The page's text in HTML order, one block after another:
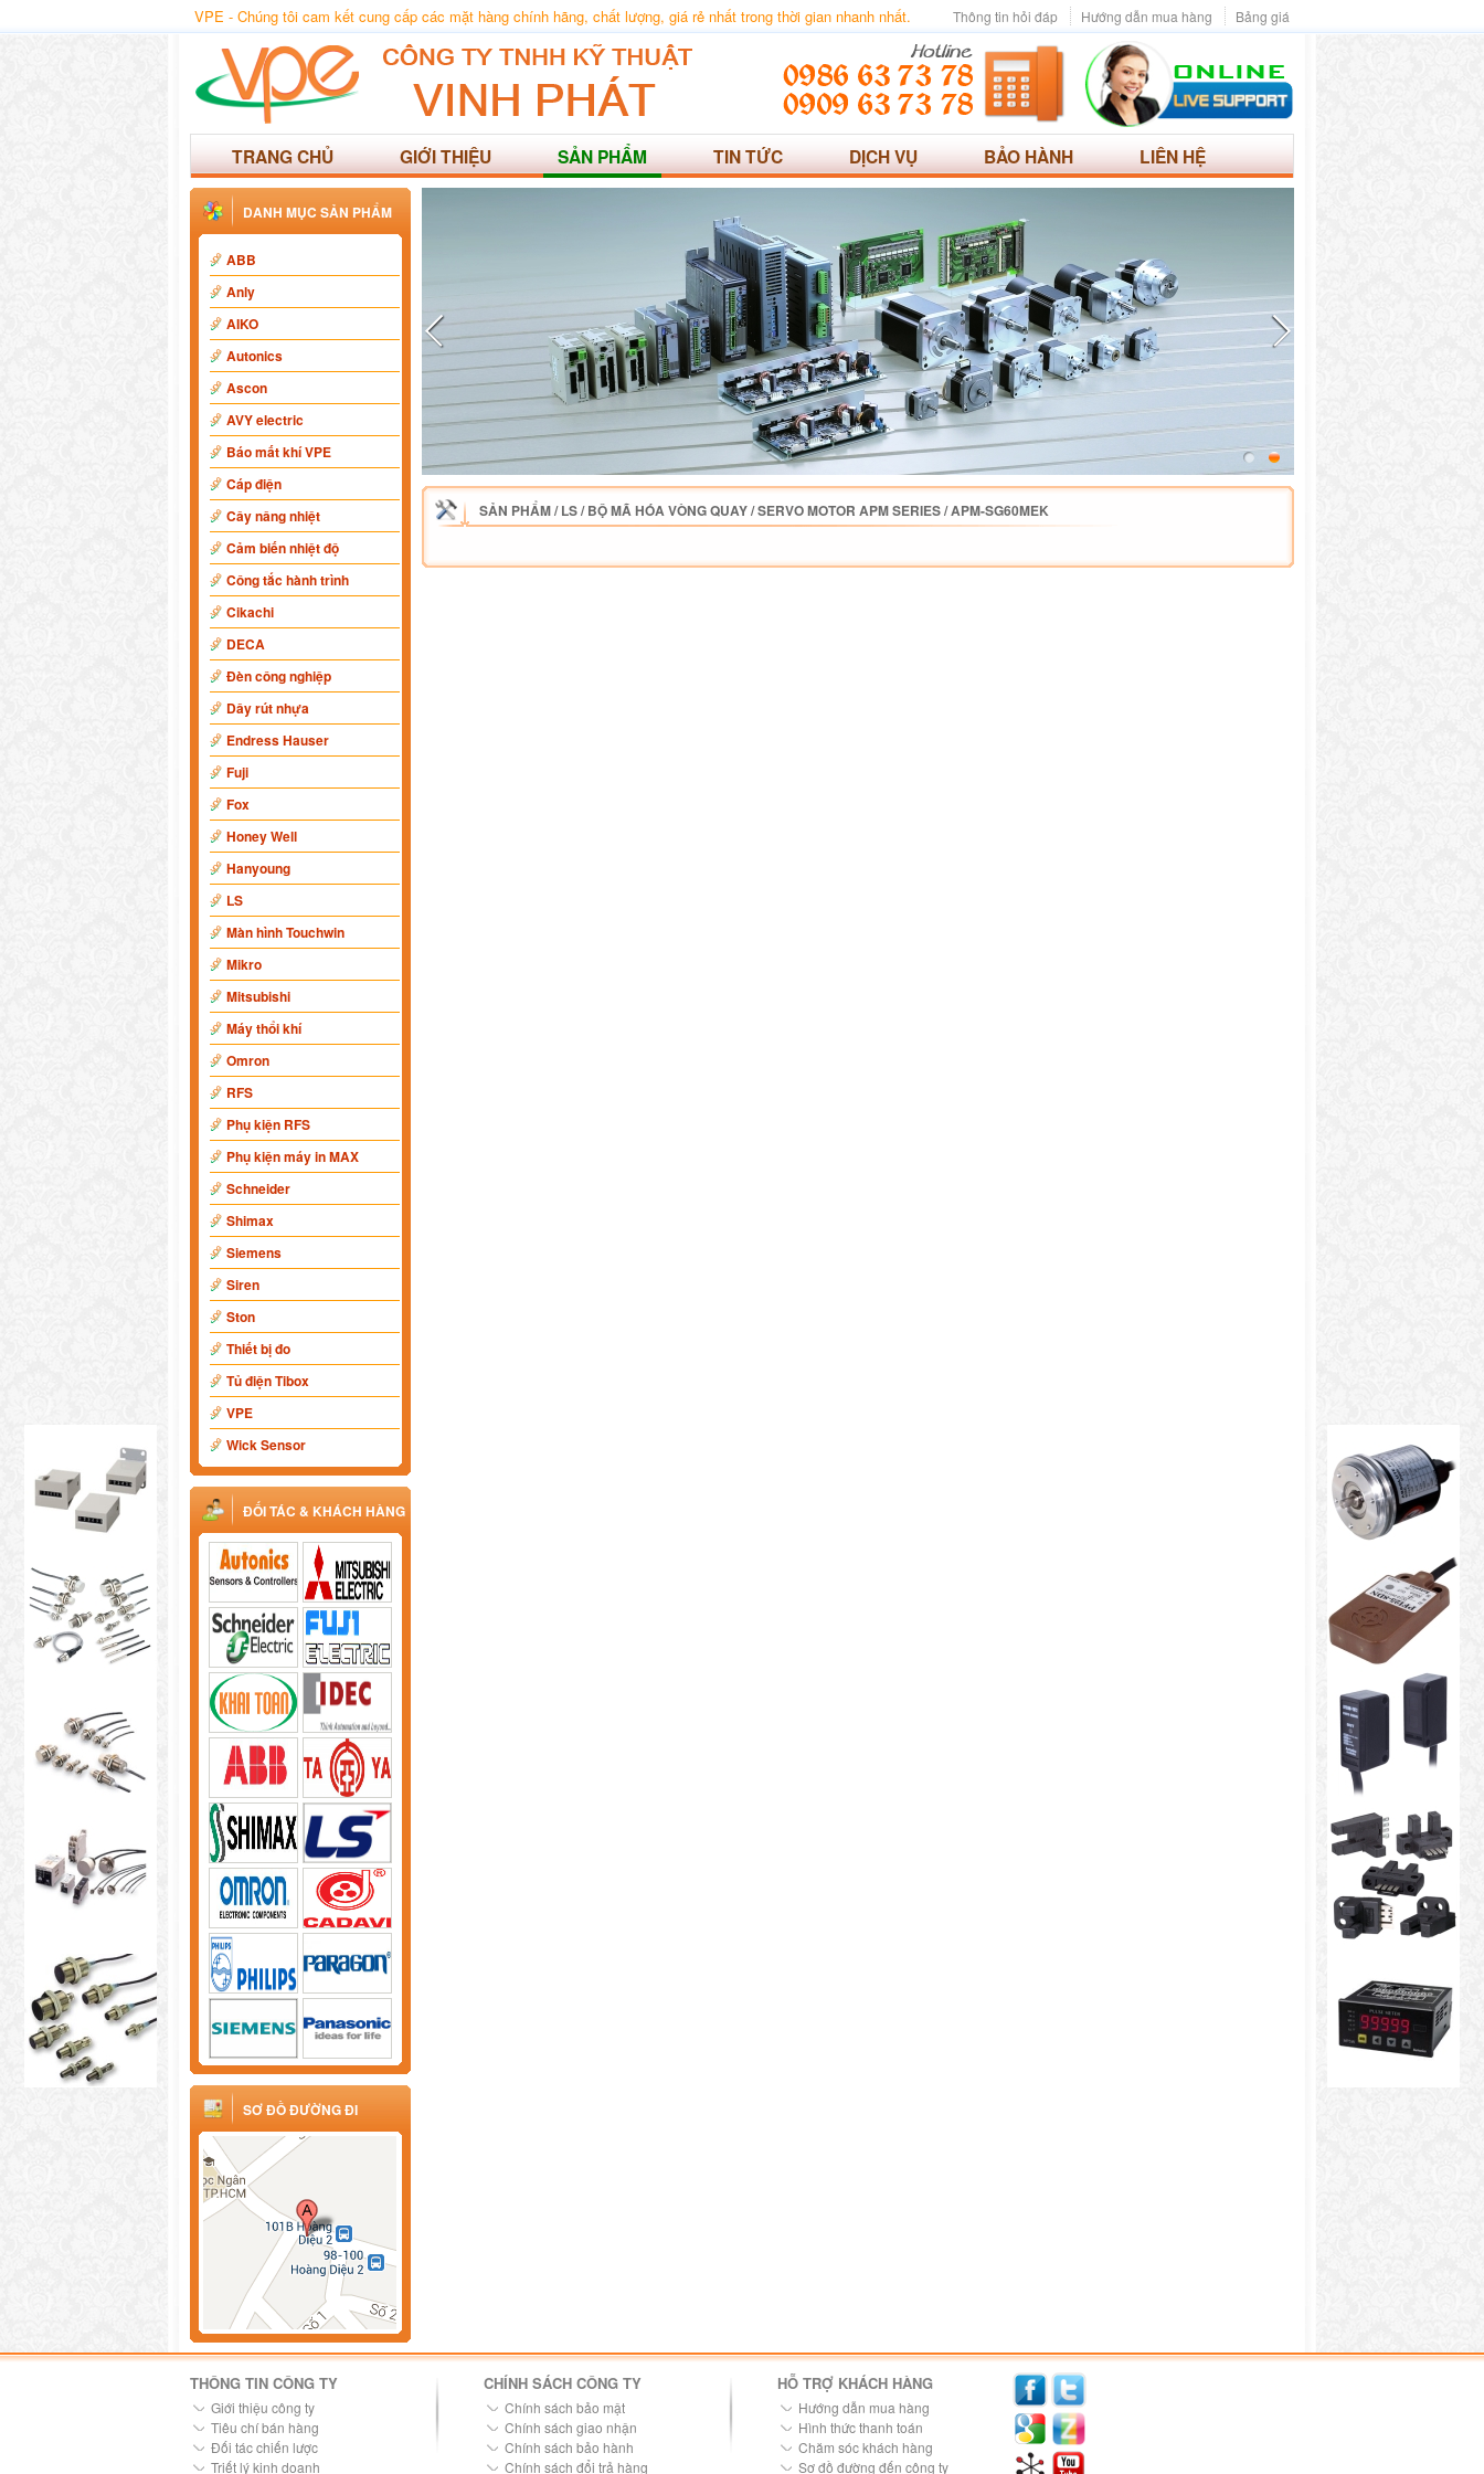
VPE - Chúng tôi cam kết cung cấp các mặt hàng chính hãng, chất lượng, giá rẻ nhất trong thời gian nhanh nhất. Bảng giá
Hướng dẫn mua hàng
Thông tin hỏi đáp
TRANG CHỦ GIỚI THIỆU SẢN PHẨM TIN TỨC DỊCH VỤ BẢO HÀNH LIÊN HỆ
DANH MỤC SẢN PHẨM
ABB
Anly
AIKO
Autonics
Ascon
AVY electric
Báo mất khí VPE
Cáp điện
Cây nâng nhiệt
Cảm biến nhiệt độ
Công tắc hành trình
Cikachi
DECA
Đèn công nghiệp
Dây rút nhựa
Endress Hauser
Fuji
Fox
Honey Well
Hanyoung
LS
Màn hình Touchwin
Mikro
Mitsubishi
Máy thổi khí
Omron
RFS
Phụ kiện RFS
Phụ kiện máy in MAX
Schneider
Shimax
Siemens
Siren
Ston
Thiết bị đo
Tủ điện Tibox
VPE
Wick Sensor
ĐỐI TÁC & KHÁCH HÀNG
SƠ ĐỒ ĐƯỜNG ĐI
SẢN PHẨM/LS/BỘ MÃ HÓA VÒNG QUAY/SERVO MOTOR APM SERIES/APM-SG60MEK
THÔNG TIN CÔNG TY
Giới thiệu công ty
Tiêu chí bán hàng
Đối tác chiến lược
Triết lý kinh doanh
CHÍNH SÁCH CÔNG TY
Chính sách bảo mật
Chính sách giao nhận
Chính sách bảo hành
Chính sách đổi trả hàng
HỖ TRỢ KHÁCH HÀNG
Hướng dẫn mua hàng
Hình thức thanh toán
Chăm sóc khách hàng
Sơ đồ đường đến công ty